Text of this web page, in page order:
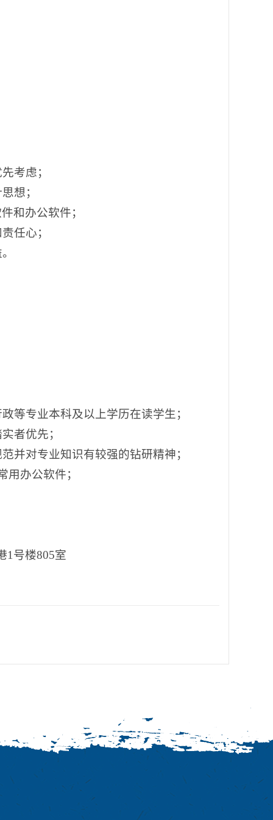
考虑；
想；
和办公软件；
任心；
等专业本科及以上学历在读学生；
者优先；
并对专业知识有较强的钻研精神；
用办公软件；
1号楼805室